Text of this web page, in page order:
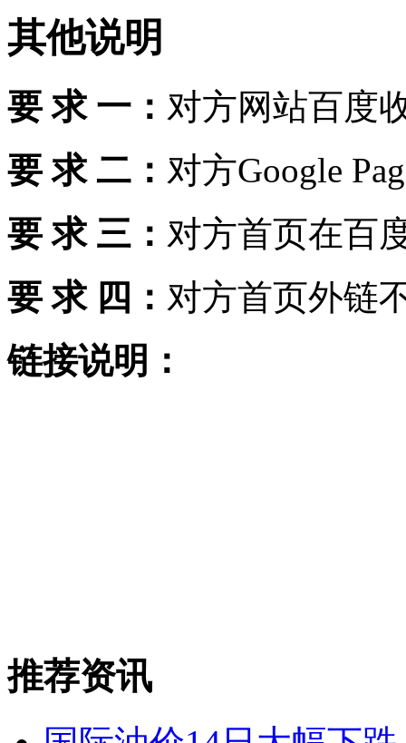
其他说明
要 求 一： 对方网站百度
要 求 二： 对方Google
要 求 三： 对方首页在百
要 求 四： 对方首页外链
链接说明：
推荐资讯